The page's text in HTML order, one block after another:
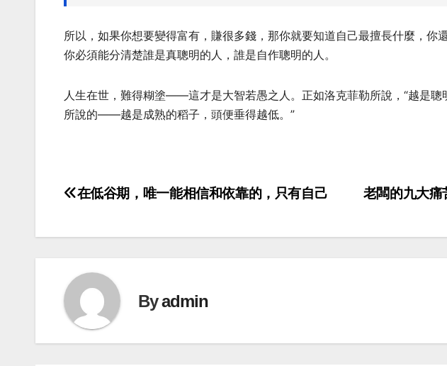
所以，如果你想要變得富有，賺很多錢，那你就要知道自己最擅長什麼，你
你必須能分清楚誰是真聰明的人，誰是自作聰明的人。
人生在世，難得糊塗——這才是大智若愚之人。正如洛克菲勒所說，“越是
所說的——越是成熟的稻子，頭便垂得越低。”
Post
老闆的九大痛
在低谷期，唯一能相信和依靠的，只有自己
Byadmin